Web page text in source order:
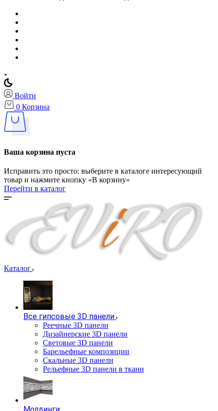
Войти
0 Корзина
Ваша корзина пуста
Исправить это просто: выберите в каталоге интересующий
товар и нажмите кнопку «В корзину»
Перейти в каталог
Каталог
Все гипсовые 3D панели
Реечные 3D панели
Дизайнерские 3D панели
Световые 3D панели
Барельефные композиции
Скальные 3D панели
Рельефные 3D панели в ткани